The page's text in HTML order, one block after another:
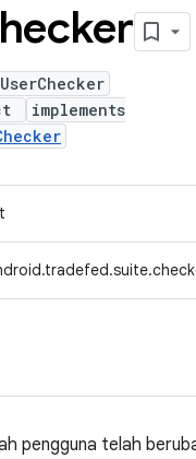
implements
pengguna telah